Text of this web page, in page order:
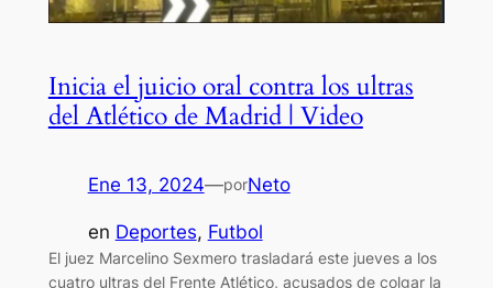
Inicia el juicio oral contra los ultras
del Atlético de Madrid | Video
Ene 13, 2024—porNeto
en Deportes, Futbol
El juez Marcelino Sexmero trasladará este jueves a los
cuatro ultras del Frente Atlético, acusados de colgar la